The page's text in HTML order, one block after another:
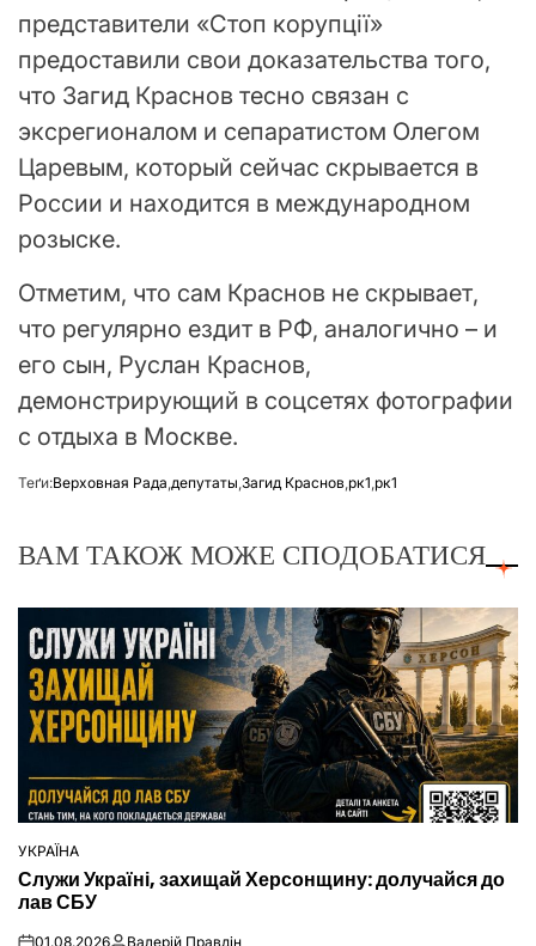
представители «Стоп корупції»
предоставили свои доказательства того,
что Загид Краснов тесно связан с
эксрегионалом и сепаратистом Олегом
Царевым, который сейчас скрывается в
России и находится в международном
розыске.
Отметим, что сам Краснов не скрывает,
что регулярно ездит в РФ, аналогично – и
его сын, Руслан Краснов,
демонстрирующий в соцсетях фотографии
с отдыха в Москве.
Теґи:Верховная Рада депутаты Загид Краснов рк1 рк1
ВАМ ТАКОЖ МОЖЕ СПОДОБАТИСЯ
ОПУБЛІКУВАТИ
У
УКРАЇНА
Служи Україні, захищай Херсонщину: долучайся до
лав СБУ
01.08.2026 Валерій Правдін